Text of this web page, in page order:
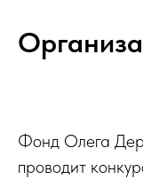
Фонд Олега
проводит